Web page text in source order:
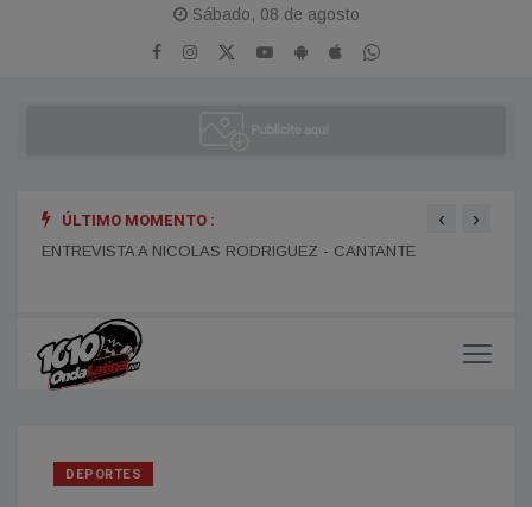
Sábado, 08 de agosto
ÚLTIMO MOMENTO :
ENTREVISTA A DANIEL DARTIGUELONGUE - FUNDADOR DE
‹ ›
DEPORTES